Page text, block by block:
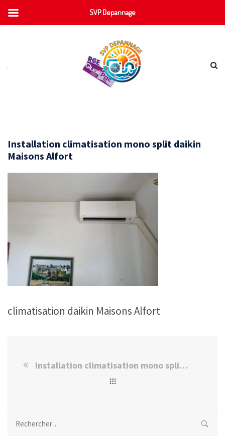
Installation climatisation mono split daikin
Maisons Alfort
climatisation daikin Maisons Alfort
Installation climatisation mono split daikin Maisons Alfort
Rechercher :
SVP Depannage